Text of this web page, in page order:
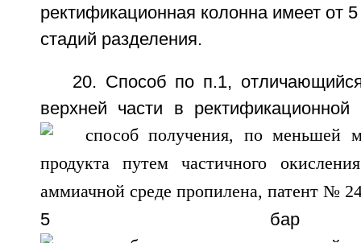
ректификационная колонна имеет от
стадий разделения.
20. Способ по п.1,
верхней части в ректификационной
5